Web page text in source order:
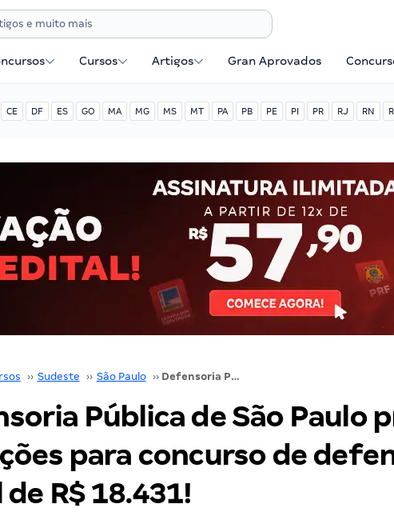
Cursos Artigos Gran Aprovados
CE DF ES GO MA MG MS MT PA PB PE PI PR RJ RN
›› Sudeste ›› São Paulo ›› Defensoria Pública de São Paulo prorroga inscrições para concurso de defensor! Inicial de R$ 18.431!
Pública de São Paulo
para concurso de
de R$ 18.431!